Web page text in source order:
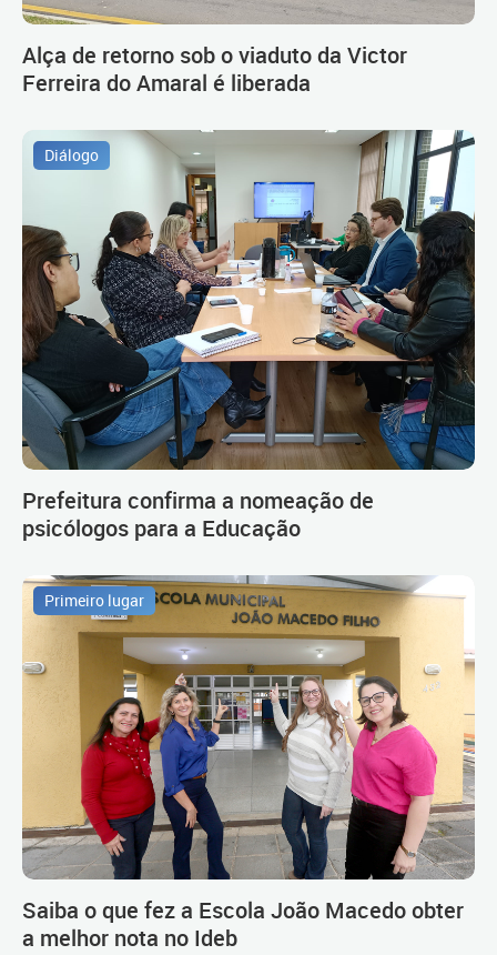
Alça de retorno sob o viaduto da Victor
Ferreira do Amaral é liberada
Diálogo
Prefeitura confirma a nomeação de
psicólogos para a Educação
Primeiro lugar
Saiba o que fez a Escola João Macedo obter
a melhor nota no Ideb